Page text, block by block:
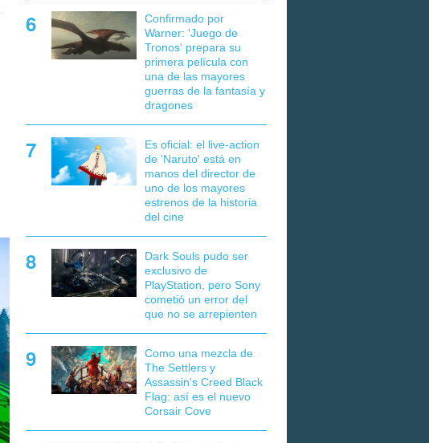
Confirmado por
Warner: 'Juego de
Tronos' prepara su
primera película con
una de las mayores
guerras de la fantasía y
dragones
Es oficial: el live-action
de 'Naruto' está en
manos del director de
uno de los mayores
estrenos de la historia
del cine
Dark Souls pudo ser
exclusivo de
PlayStation, pero Sony
cometió un error del
que no se arrepienten
Como una mezcla de
The Settlers y
Assassin's Creed Black
Flag: así es el nuevo
Corsair Cove